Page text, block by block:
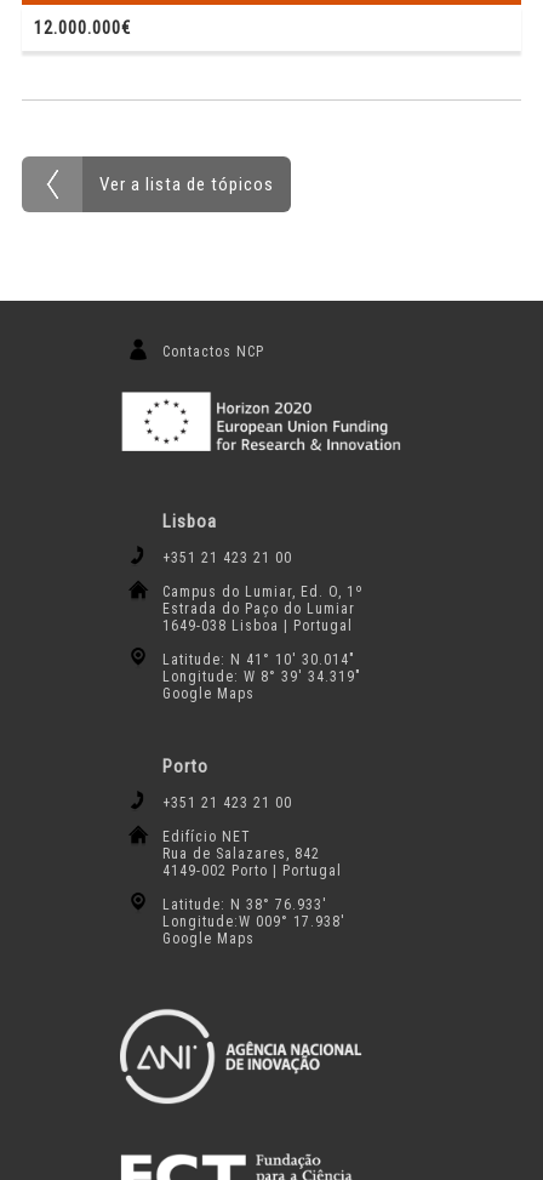
12.000.000€
Ver a lista de tópicos
Contactos NCP
Lisboa
+351 21 423 21 00
Campus do Lumiar, Ed. O, 1º
Estrada do Paço do Lumiar
1649-038 Lisboa | Portugal
Latitude: N 41° 10′ 30.014″
Longitude: W 8° 39′ 34.319″
Google Maps
Porto
+351 21 423 21 00
Edifício NET
Rua de Salazares, 842
4149-002 Porto | Portugal
Latitude: N 38° 76.933′
Longitude:W 009° 17.938′
Google Maps